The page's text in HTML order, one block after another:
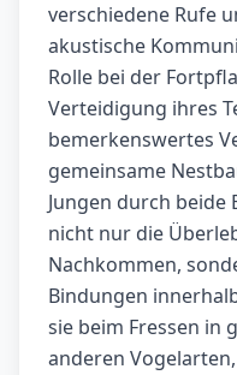
verschiedene Rufe
akustische
Rolle bei der
Verteidigung ihres
bemerkenswertes
gemeinsame
Jungen durch
nicht nur die
Nachkommen,
Bindungen
sie beim Fressen in
anderen